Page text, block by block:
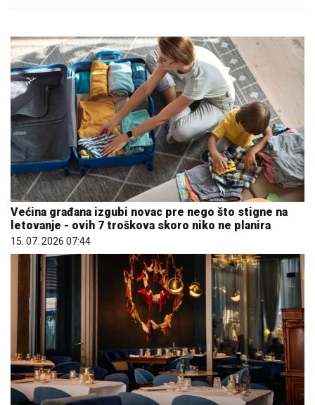
Većina građana izgubi novac pre nego što stigne na
letovanje - ovih 7 troškova skoro niko ne planira
15. 07. 2026 07:44